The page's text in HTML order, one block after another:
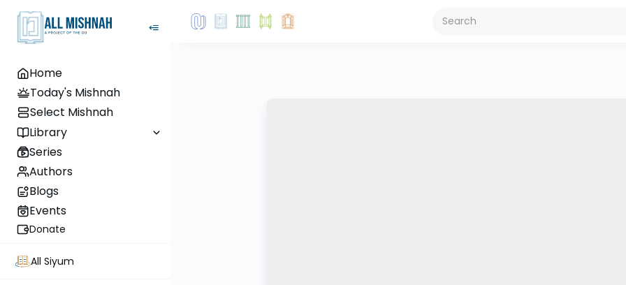
Home
Today's Mishnah
Select Mishnah
Library
Series
Authors
Blogs
Events
Donate
All Siyum